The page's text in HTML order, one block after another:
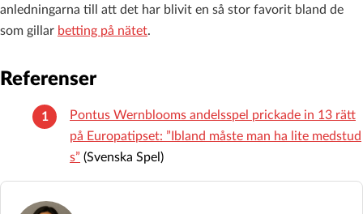
anledningarna till att det har blivit en så stor favorit bland de
som gillar betting på nätet.
Referenser
Pontus Wernblooms andelsspel prickade in 13 rätt
på Europatipset: ”Ibland måste man ha lite medstud
s” (Svenska Spel)